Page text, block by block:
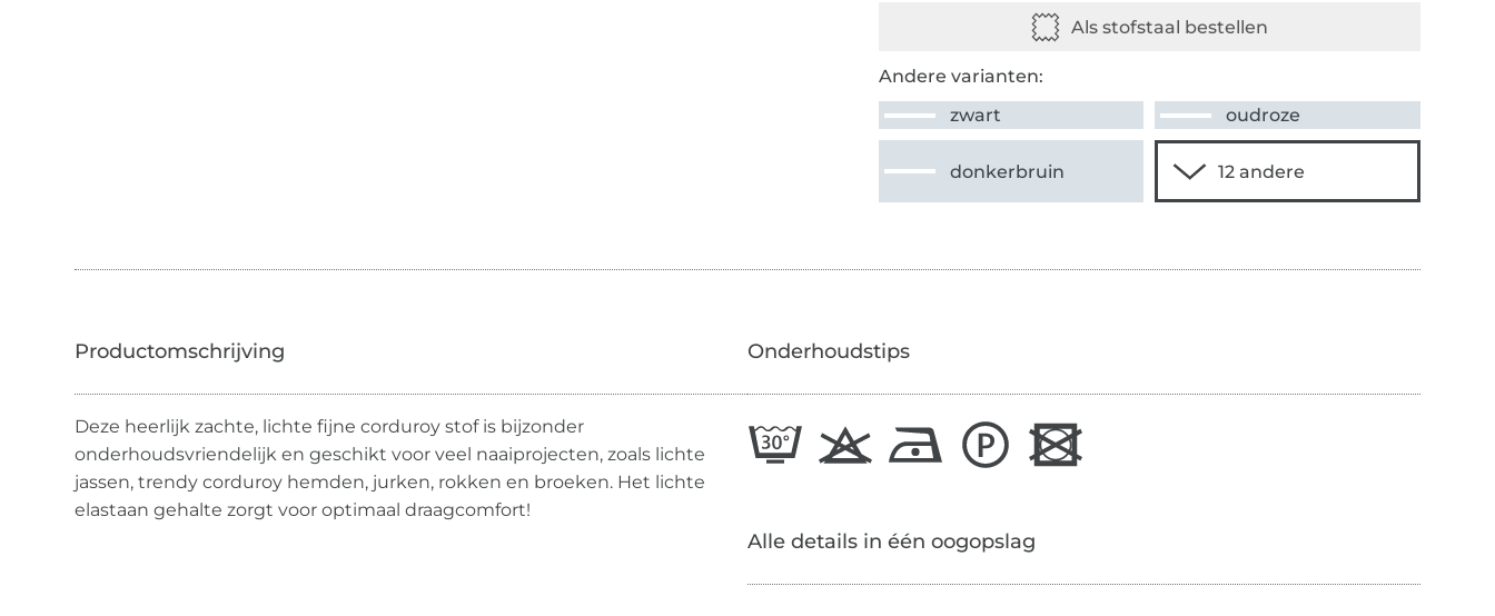
Andere varianten:
zwart
oudroze
donkerbruin
Deze heerlijk zachte, lichte fijne corduroy stof is bijzonder
onderhoudsvriendelijk en geschikt voor veel naaiprojecten, zoals lichte
jassen, trendy corduroy hemden, jurken, rokken en broeken. Het lichte
elastaan gehalte zorgt voor optimaal draagcomfort!
Onderhoudstips
Alle details in één oogopslag